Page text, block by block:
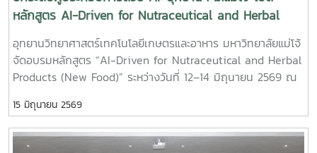
นวัตกรรม การเชื่อมโยงเครือข่ายความร่วมมือ และการผลักดันผล
งานวิจัยสู่การสร้างมูลค่าเพิ่มทางเศรษฐกิจและสังคมอย่างยั่งยืน
?? ขอขอบคุณวิทยากร ผู้ทรงคุณวุฒิ และผู้เข้าร่วมกิจกรรมทุก
ท่าน ที่ให้ความสนใจและมีส่วนร่วมในการแลกเปลี่ยนองค์ความรู้
ตลอดระยะเวลาการจัดกิจกรรม
#TechnologyScouting #ResearchToMarket #DeepTech
#Innovation #MaejoUniversity
Products
อุทยานวิทยาศาสตร์เทคโนโลยีเกษตรและอาหาร มหาวิทยาลัยแม่โจ้
จัดอบรมหลักสูตร “AI-Driven for Nutraceutical and Herbal
Products (New Food)” ระหว่างวันที่ 12–14 มิถุนายน 2569 ณ
ห้อง Co-working Space อาคารเรียนรวม 80 ปี มหาวิทยาลัย
แม่โจ้ เพื่อเสริมสร้างศักยภาพผู้ประกอบการในอุตสาหกรรม
ผลิตภัณฑ์เสริมอาหารและสมุนไพร ให้สามารถประยุกต์ใช้เทคโนโลยี
ปัญญาประดิษฐ์ (AI) ในการพัฒนาธุรกิจและนวัตกรรมได้อย่างมี
ประสิทธิภาพ ผู้เข้าร่วมได้เรียนรู้การใช้ AI Tools ผ่านกิจกรรม
15 มิถุนายน 2569